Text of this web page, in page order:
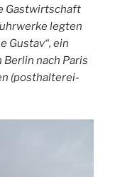
Gastwirtschaft
legten
Gustav“, ein
nach Paris
(posthalterei-